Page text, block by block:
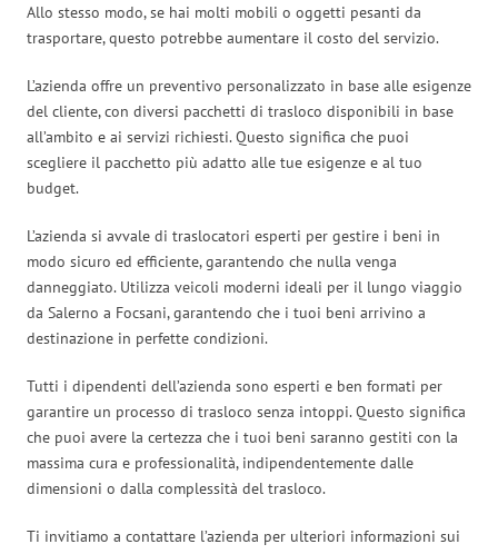
Allo stesso modo, se hai molti mobili o oggetti pesanti da
trasportare, questo potrebbe aumentare il costo del servizio.
L’azienda offre un preventivo personalizzato in base alle esigenze
del cliente, con diversi pacchetti di trasloco disponibili in base
all’ambito e ai servizi richiesti. Questo significa che puoi
scegliere il pacchetto più adatto alle tue esigenze e al tuo
budget.
L’azienda si avvale di traslocatori esperti per gestire i beni in
modo sicuro ed efficiente, garantendo che nulla venga
danneggiato. Utilizza veicoli moderni ideali per il lungo viaggio
da Salerno a Focsani, garantendo che i tuoi beni arrivino a
destinazione in perfette condizioni.
Tutti i dipendenti dell’azienda sono esperti e ben formati per
garantire un processo di trasloco senza intoppi. Questo significa
che puoi avere la certezza che i tuoi beni saranno gestiti con la
massima cura e professionalità, indipendentemente dalle
dimensioni o dalla complessità del trasloco.
Ti invitiamo a contattare l’azienda per ulteriori informazioni sui